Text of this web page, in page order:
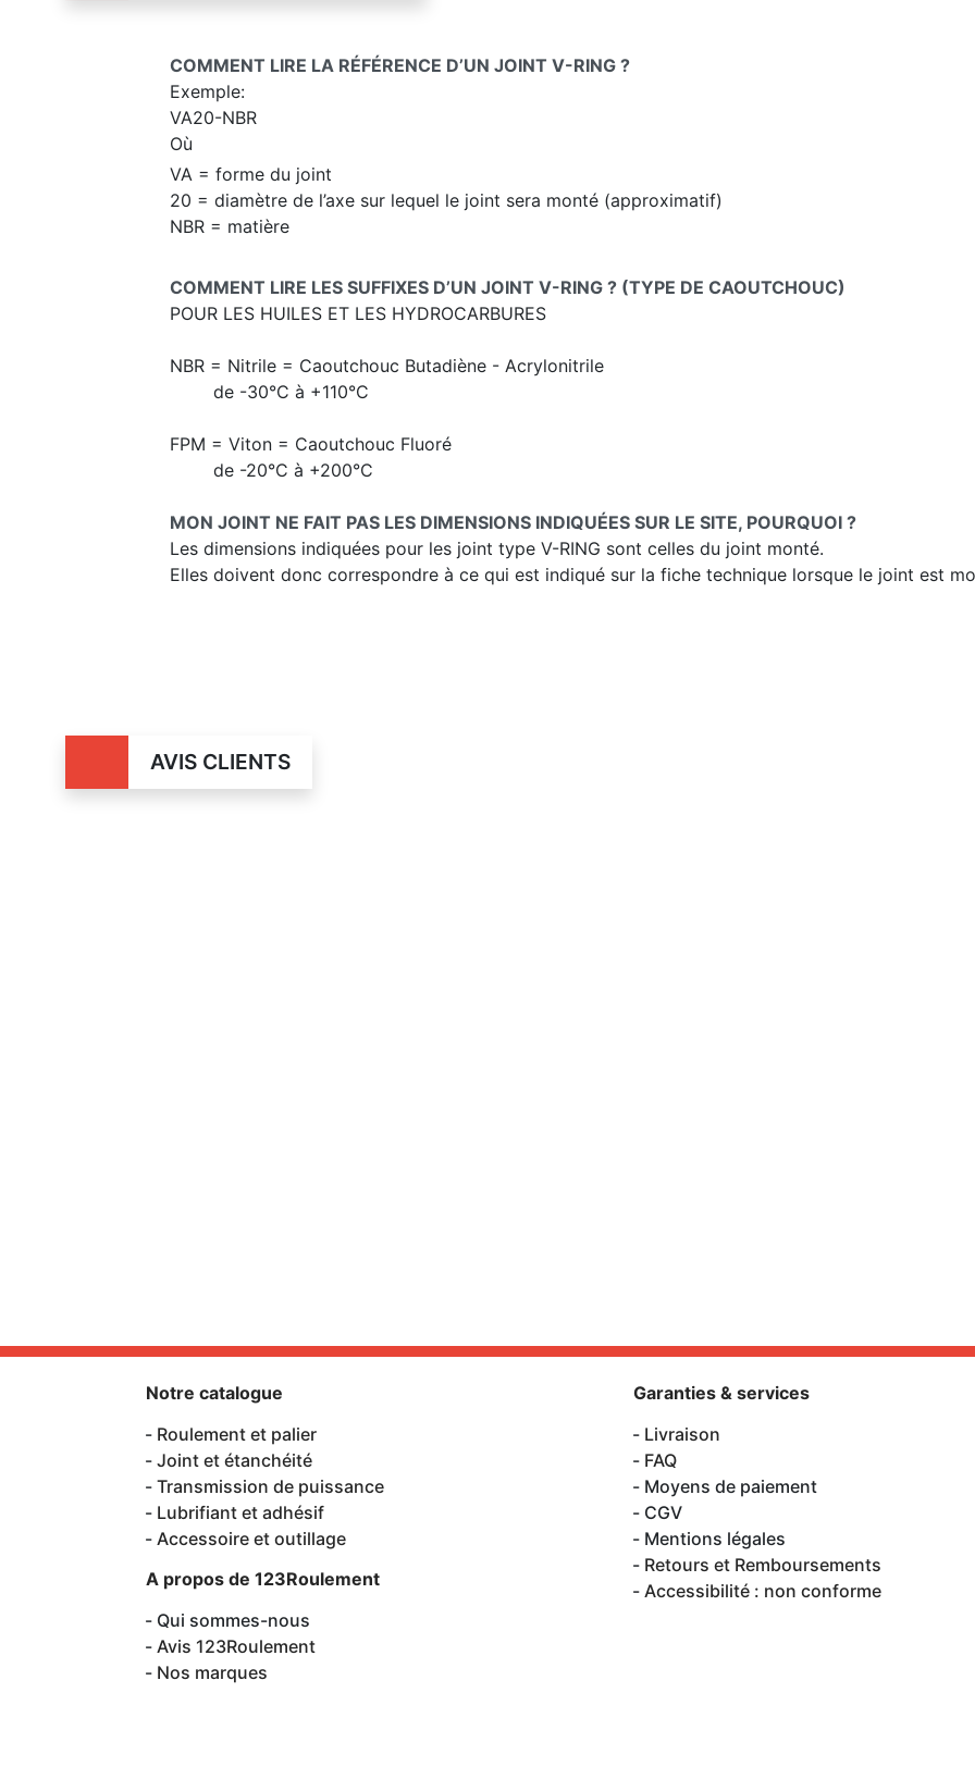
COMMENT LIRE LA RÉFÉRENCE D’UN JOINT V-RING ?
Exemple:
VA20-NBR
Où
VA = forme du joint
20 = diamètre de l’axe sur lequel le joint sera monté (approximatif)
NBR = matière
COMMENT LIRE LES SUFFIXES D’UN JOINT V-RING ? (TYPE DE CAOUTCHOUC)
POUR LES HUILES ET LES HYDROCARBURES
NBR = Nitrile = Caoutchouc Butadiène - Acrylonitrile
de -30°C à +110°C
FPM = Viton = Caoutchouc Fluoré
de -20°C à +200°C
MON JOINT NE FAIT PAS LES DIMENSIONS INDIQUÉES SUR LE SITE, POURQUOI ?
Les dimensions indiquées pour les joint type V-RING sont celles du joint monté.
Elles doivent donc correspondre à ce qui est indiqué sur la fiche technique lorsque le joint est
AVIS CLIENTS
Notre catalogue
Roulement et palier
Joint et étanchéité
Transmission de puissance
Lubrifiant et adhésif
Accessoire et outillage
A propos de 123Roulement
Qui sommes-nous
Avis 123Roulement
Nos marques
Garanties & services
Livraison
FAQ
Moyens de paiement
CGV
Mentions légales
Retours et Remboursements
Accessibilité : non conforme